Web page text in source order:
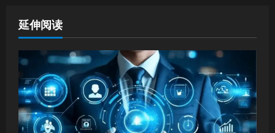
n
a
v
i
g
延伸阅读